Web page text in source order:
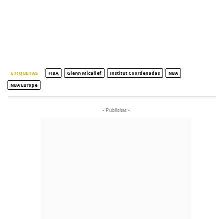
ETIQUETAS FIBA Glenn Micallef Institut Coordenadas
NBA
NBA Europe
- Publicitat -